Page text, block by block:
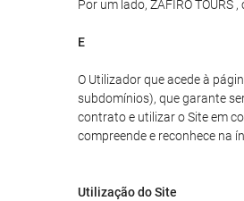
Por um lado, ZAFIRO
E
O Utilizador que acede à
subdomínios), que garante
contrato e utilizar o Site em
compreende e reconhece na
Utilização do Site